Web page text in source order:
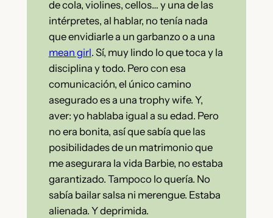
de cola, violines, cellos… y una de las
intérpretes, al hablar, no tenía nada
que envidiarle a un garbanzo o a una
mean girl. Sí, muy lindo lo que toca y la
disciplina y todo. Pero con esa
comunicación, el único camino
asegurado es a una trophy wife. Y,
aver: yo hablaba igual a su edad. Pero
no era bonita, así que sabía que las
posibilidades de un matrimonio que
me asegurara la vida Barbie, no estaba
garantizado. Tampoco lo quería. No
sabía bailar salsa ni merengue. Estaba
alienada. Y deprimida.